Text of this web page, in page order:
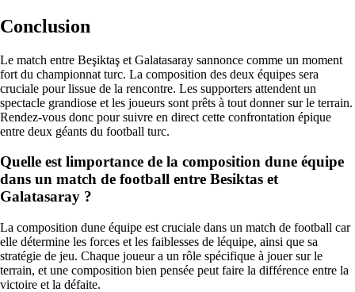
Conclusion
Le match entre Beşiktaş et Galatasaray sannonce comme un moment
fort du championnat turc. La composition des deux équipes sera
cruciale pour lissue de la rencontre. Les supporters attendent un
spectacle grandiose et les joueurs sont prêts à tout donner sur le terrain.
Rendez-vous donc pour suivre en direct cette confrontation épique
entre deux géants du football turc.
Quelle est limportance de la composition dune équipe
dans un match de football entre Besiktas et
Galatasaray ?
La composition dune équipe est cruciale dans un match de football car
elle détermine les forces et les faiblesses de léquipe, ainsi que sa
stratégie de jeu. Chaque joueur a un rôle spécifique à jouer sur le
terrain, et une composition bien pensée peut faire la différence entre la
victoire et la défaite.